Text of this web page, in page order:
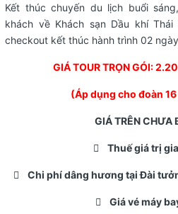
Kết thúc chuyến du lịch buổi
khách về Khách sạn Dầu khí
checkout kết thúc hành trình 02
GIÁ TOUR TRỌN GÓI:
(Áp dụng cho đoàn
GIÁ TRÊN CHƯA
 Thuế giá trị
 Chi phí dâng hương tại Đài
 Giá vé máy